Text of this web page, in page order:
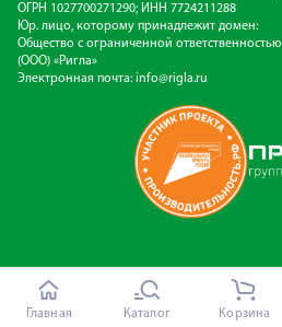
ОГРН 1027700271290; ИНН 7724211288
Юр. лицо, которому принадлежит домен:
Общество с ограниченной ответственностью
(ООО) «Ригла»
Электронная почта: info@rigla.ru
Главная Каталог Корзина